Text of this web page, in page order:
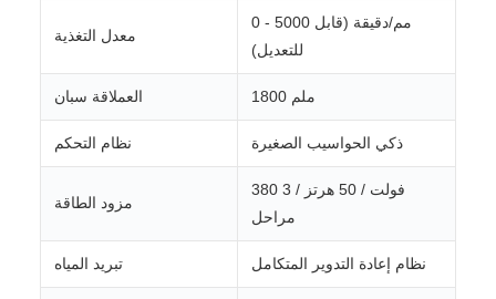
معدل التغذية
0 - 5000 مم/دقيقة (قابل
للتعديل)
العملاقة سبان 1800 ملم
نظام التحكم ذكي الحواسيب الصغيرة
مزود الطاقة
380 فولت / 50 هرتز / 3
مراحل
تبريد المياه نظام إعادة التدوير المتكامل